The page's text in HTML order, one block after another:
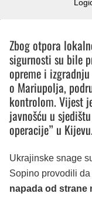
Zbog otpora
sigurnosti su bile
opreme i
o Mariupolja,
kontrolom. Vijest
javnošću u
operacije” u
Ukrajinske snage
Sopino provodili da
napada od strane